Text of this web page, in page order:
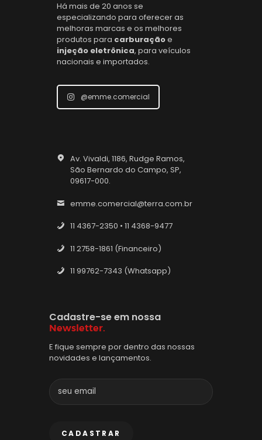
Há mais de 20 anos se
especializando para oferecer as
melhoras marcas e os melhores
produtos para carburaçãoe
injeção eletrônica, para veículos
nacionais e importados.
@emme.comercial
Av. Vivaldi, 1186, Rudge Ramos,
São Bernardo do Campo, SP,
09617-000.
emme.comercial@terra.com.br
11 4367-2350 • 11 4368-9477
11 2758-1861 (Financeiro)
11 99762-7343 (Whatsapp)
Cadastre-se em nossa
Newsletter.
E fique sempre por dentro das nossas
novidades e lançamentos.